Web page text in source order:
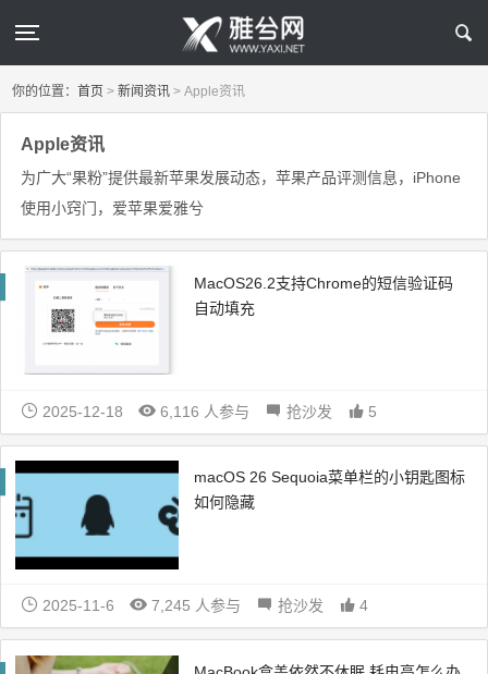
你的位置：首页 > 新闻资讯 > Apple资讯
Apple资讯
为广大“果粉”提供最新苹果发展动态，苹果产品评测信息，iPhone
使用小窍门，爱苹果爱雅兮
MacOS26.2支持Chrome的短信验证码
自动填充
2025-12-18 6,116 人参与 抢沙发 5
macOS 26 Sequoia菜单栏的小钥匙图标
如何隐藏
2025-11-6 7,245 人参与 抢沙发 4